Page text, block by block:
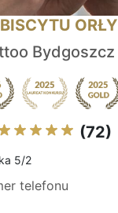
ORŁY
Bydgoszcz
(72)
5/2
telefonu